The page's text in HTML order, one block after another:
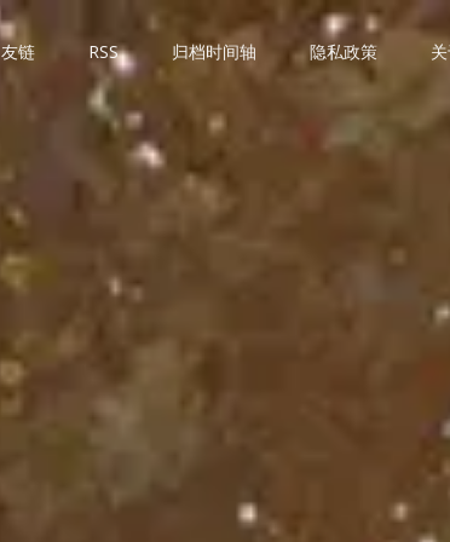
友链 RSS 归档时间轴 隐私政策